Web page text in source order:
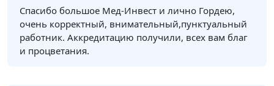
Спасибо большое Мед-Инвест и лично Гордею,
очень корректный, внимательный,пунктуальный
работник. Аккредитацию получили, всех вам благ
и процветания.